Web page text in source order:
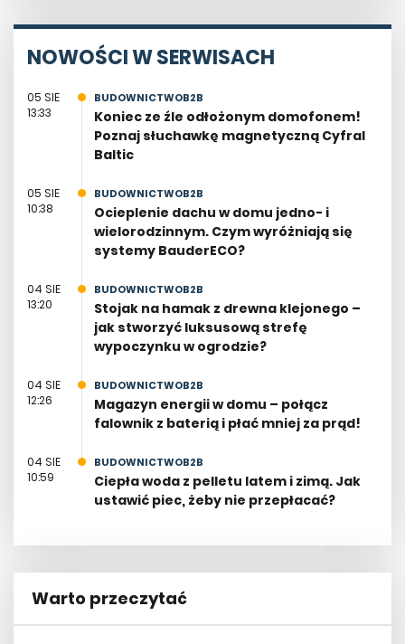
NOWOŚCI W SERWISACH
05 SIE
13:33
BUDOWNICTWOB2B
Koniec ze źle odłożonym domofonem!
Poznaj słuchawkę magnetyczną Cyfral
Baltic
05 SIE
10:38
BUDOWNICTWOB2B
Ocieplenie dachu w domu jedno- i
wielorodzinnym. Czym wyróżniają się
systemy BauderECO?
04 SIE
13:20
BUDOWNICTWOB2B
Stojak na hamak z drewna klejonego –
jak stworzyć luksusową strefę
wypoczynku w ogrodzie?
04 SIE
12:26
BUDOWNICTWOB2B
Magazyn energii w domu – połącz
falownik z baterią i płać mniej za prąd!
04 SIE
10:59
BUDOWNICTWOB2B
Ciepła woda z pelletu latem i zimą. Jak
ustawić piec, żeby nie przepłacać?
Warto przeczytać